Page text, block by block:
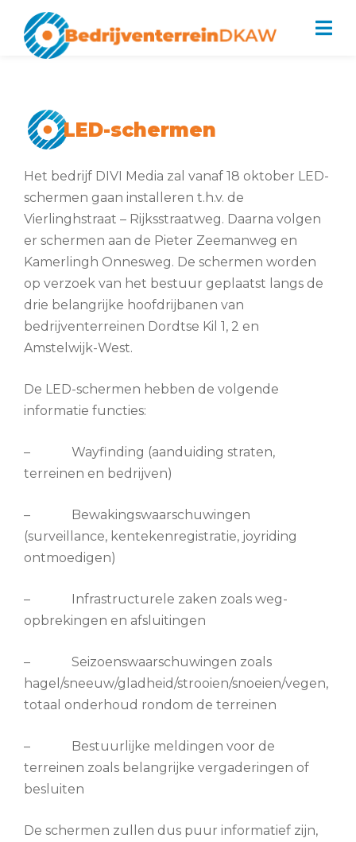
Bestuur
Parkmanagement: Schoon, heel,
Beveiliging
Nieuws
Contact
LED-schermen
Het bedrijf DIVI Media zal vanaf 18 oktober LED-
schermen gaan installeren t.h.v. de
Vierlinghstraat – Rijksstraatweg. Daarna volgen
er schermen aan de Pieter Zeemanweg en
Kamerlingh Onnesweg. De schermen worden
op verzoek van het bestuur geplaatst langs de
drie belangrijke hoofdrijbanen van
bedrijventerreinen Dordtse Kil 1, 2 en
Amstelwijk-West.
De LED-schermen hebben de volgende
informatie functies:
– Wayfinding (aanduiding straten,
terreinen en bedrijven)
– Bewakingswaarschuwingen
(surveillance, kentekenregistratie, joyriding
ontmoedigen)
– Infrastructurele zaken zoals weg-
opbrekingen en afsluitingen
– Seizoenswaarschuwingen zoals
hagel/sneeuw/gladheid/strooien/snoeien/vegen,
totaal onderhoud rondom de terreinen
– Bestuurlijke meldingen voor de
terreinen zoals belangrijke vergaderingen of
besluiten
De schermen zullen dus puur informatief zijn,